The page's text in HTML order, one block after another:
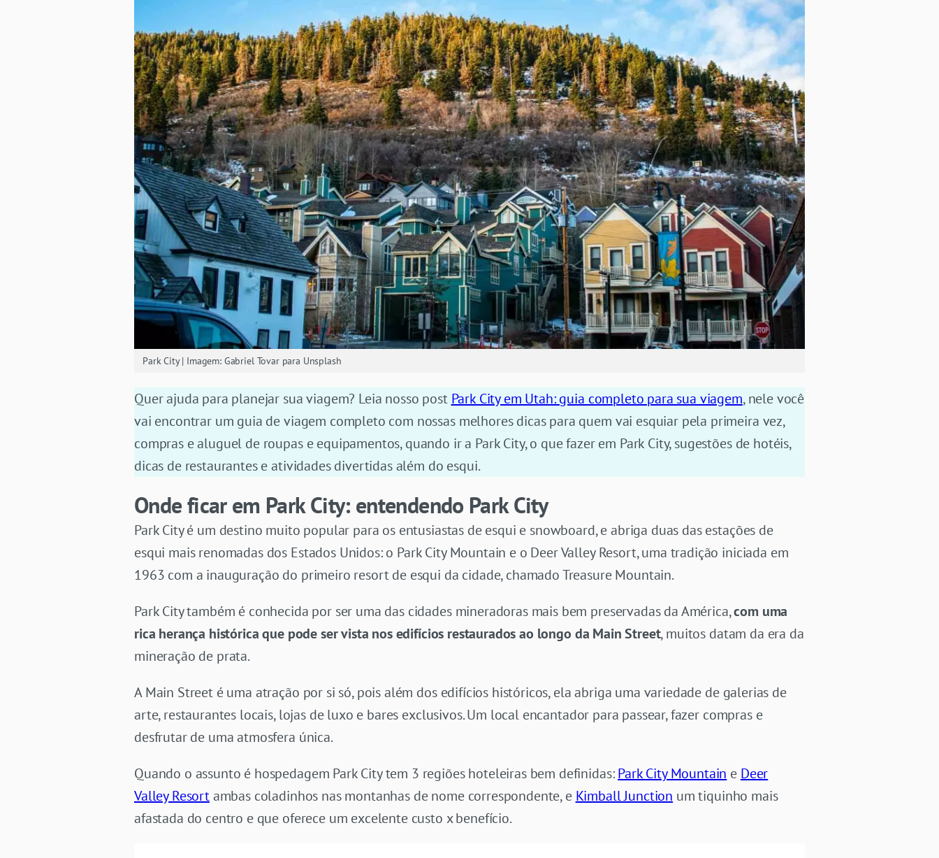
Park City | Imagem: Gabriel Tovar para Unsplash
Quer ajuda para planejar sua viagem? Leia nosso post Park City em Utah: guia completo para sua viagem, nele você
vai encontrar um guia de viagem completo com nossas melhores dicas para quem vai esquiar pela primeira vez,
compras e aluguel de roupas e equipamentos, quando ir a Park City, o que fazer em Park City, sugestões de hotéis,
dicas de restaurantes e atividades divertidas além do esqui.
Onde ficar em Park City: entendendo Park City
Park City é um destino muito popular para os entusiastas de esqui e snowboard, e abriga duas das estações de
esqui mais renomadas dos Estados Unidos: o Park City Mountain e o Deer Valley Resort, uma tradição iniciada em
1963 com a inauguração do primeiro resort de esqui da cidade, chamado Treasure Mountain.
Park City também é conhecida por ser uma das cidades mineradoras mais bem preservadas da América,com uma
rica herança histórica que pode ser vista nos edifícios restaurados ao longo da Main Street, muitos datam da era da
mineração de prata.
A Main Street é uma atração por si só, pois além dos edifícios históricos, ela abriga uma variedade de galerias de
arte, restaurantes locais, lojas de luxo e bares exclusivos. Um local encantador para passear, fazer compras e
desfrutar de uma atmosfera única.
Quando o assunto é hospedagem Park City tem 3 regiões hoteleiras bem definidas:Park City Mountain e Deer
Valley Resortambas coladinhos nas montanhas de nome correspondente, e Kimball Junction um tiquinho mais
afastada do centro e que oferece um excelente custo x benefício.